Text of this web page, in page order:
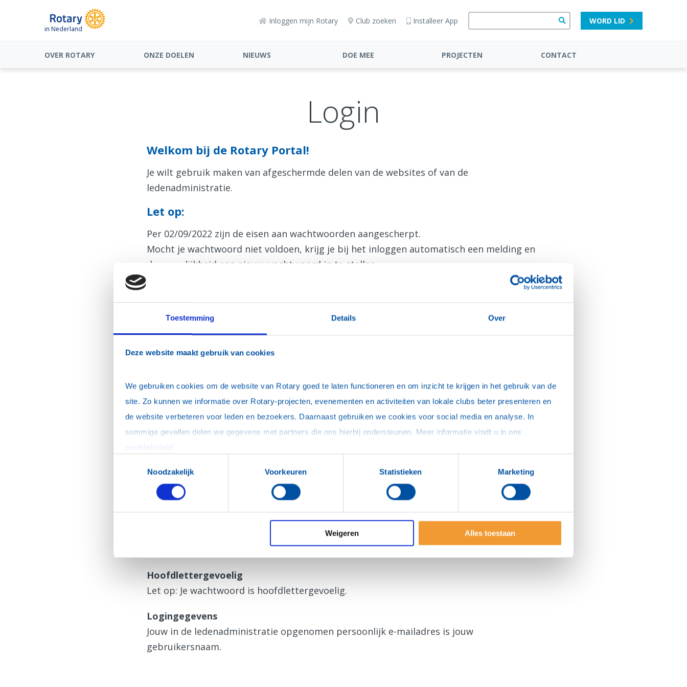
Toestemming Details Over
Deze website maakt gebruik van cookies
We gebruiken cookies om de website van Rotary goed te laten functioneren en om inzicht te krijgen in het gebruik van de
site. Zo kunnen we informatie over Rotary-projecten, evenementen en activiteiten van lokale clubs beter presenteren en
de website verbeteren voor leden en bezoekers. Daarnaast gebruiken we cookies voor social media en analyse. In
Noodzakelijk
Voorkeuren Statistieken Marketing
Weigeren Alles toestaan
in Nederland
Inloggen mijn Rotary Club zoeken Installeer App WORD LID
OVER ROTARY ONZE DOELEN NIEUWS DOE MEE PROJECTEN CONTACT
Login
Welkom bij de Rotary Portal!
Je wilt gebruik maken van afgeschermde delen van de websites of van de
ledenadministratie.
Let op:
Per 02/09/2022 zijn de eisen aan wachtwoorden aangescherpt.
Mocht je wachtwoord niet voldoen, krijg je bij het inloggen automatisch een melding en
de mogelijkheid een nieuw wachtwoord in te stellen.
Dit is mijn privécomputer, onthoud mijn login (je blijft maximaal 30 dagen ingelogd)
N.B. De inloggegevens zijn ook geldig voor de Rotary App.
Hulp bij inloggen
een nieuw wachtwoordaan.
Hoofdlettergevoelig
Let op: Je wachtwoord is hoofdlettergevoelig.
Logingegevens
Jouw in de ledenadministratie opgenomen persoonlijk e-mailadres is jouw
gebruikersnaam.